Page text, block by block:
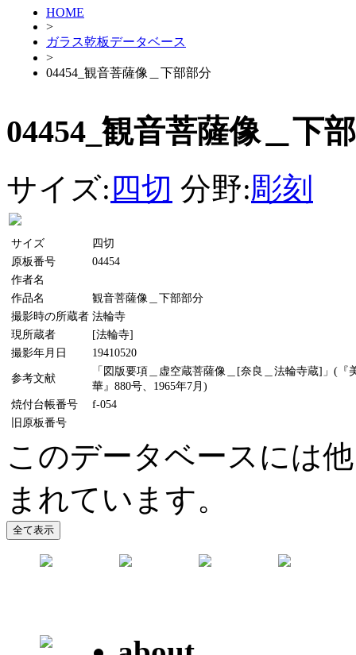
HOME
>
ガラス乾板データベース
>
04454_観音菩薩像＿下部部分
04454_観音菩薩像＿下
サイズ: 四切 分野:彫刻
サイズ
四切
原板番号
04454
作者名
作品名
観音菩薩像＿下部部分
撮影時の所蔵者 法輪寺
現所蔵者
[法輪寺]
撮影年月日
19410520
参考文献
「図版要項＿虚空蔵菩薩像＿[奈良＿法輪寺蔵]」(
華』880号、1965年7月)
焼付台帳番号
f-054
旧原板番号
このデータベースには
まれています。